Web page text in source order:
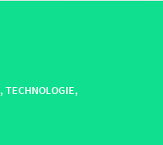
,TECHNOLOGIE,